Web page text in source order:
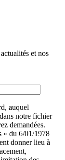
et nos
auquel
notre fichier
demandées.
» du 6/01/1978
donner lieu à